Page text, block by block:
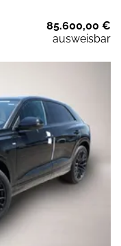
85.600,00 €
ausweisbar